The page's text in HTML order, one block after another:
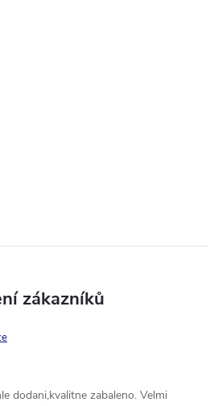
zákazníků
dodani,kvalitne zabaleno. Velmi